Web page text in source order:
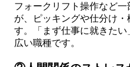
フォークリフト操作など
が、ピッキングや仕分け
す。「まず仕事に就きた
広い職種です。